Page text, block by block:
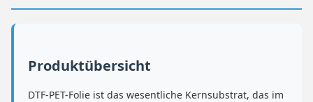
Produktübersicht
DTF-PET-Folie ist das wesentliche Kernsubstrat, das im